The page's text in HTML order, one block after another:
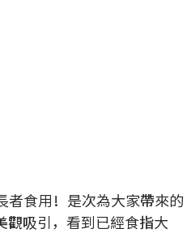
者食用！是次為大家帶來的
觀吸引，看到已經食指大